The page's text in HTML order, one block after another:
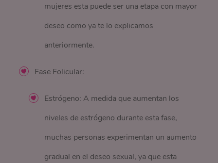
mujeres esta puede ser una etapa con mayor
deseo como ya te lo explicamos
anteriormente.
Fase Folicular:
Estrógeno: A medida que aumentan los
niveles de estrógeno durante esta fase,
muchas personas experimentan un aumento
gradual en el deseo sexual, ya que esta